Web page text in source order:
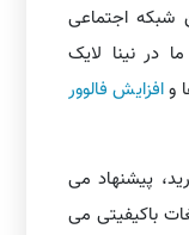
اجتماعی
در نینا لایک
وافزایش فالوور
پیشنهاد می
باکیفیتی می